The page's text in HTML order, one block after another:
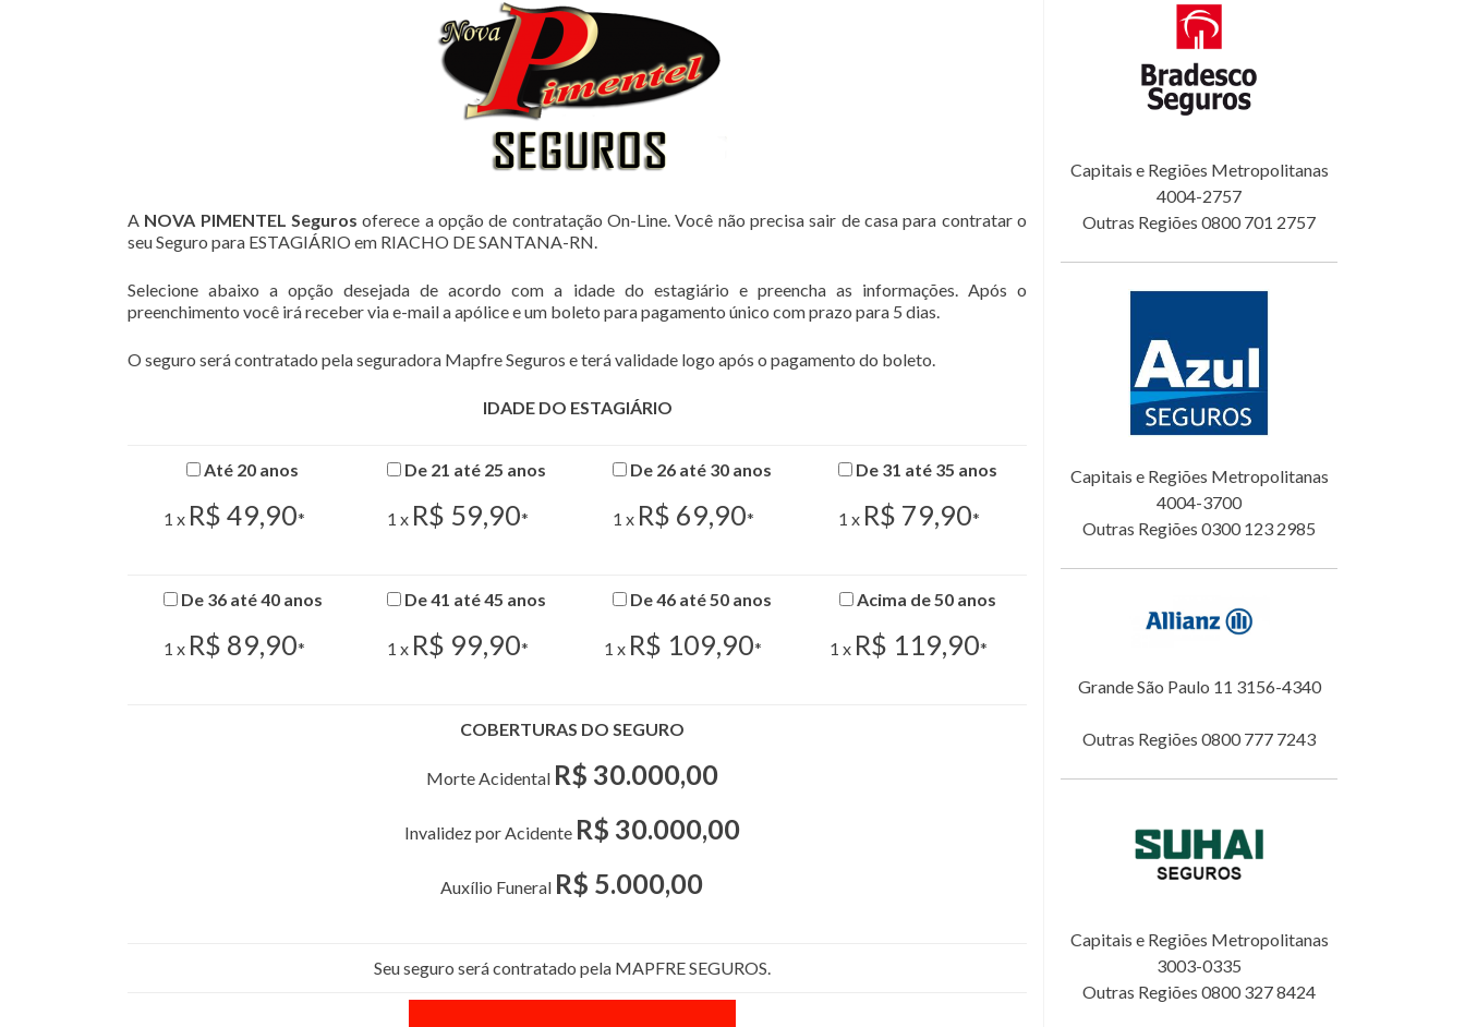
A NOVA PIMENTEL Seguros oferece a opção de contratação On-Line. Você não precisa sair de casa para contratar o
seu Seguro para ESTAGIÁRIO em RIACHO DE SANTANA-RN.
Selecione abaixo a opção desejada de acordo com a idade do estagiário e preencha as informações. Após o
preenchimento você irá receber via e-mail a apólice e um boleto para pagamento único com prazo para 5 dias.
O seguro será contratado pela seguradora Mapfre Seguros e terá validade logo após o pagamento do boleto.
IDADE DO ESTAGIÁRIO
Até 20 anos
1 x R$ 49,90*
De 21 até 25 anos
1 x R$ 59,90*
De 26 até 30 anos
1 x R$ 69,90*
De 31 até 35 anos
1 x R$ 79,90*
De 36 até 40 anos
1 x R$ 89,90*
De 41 até 45 anos
1 x R$ 99,90*
De 46 até 50 anos
1 x R$ 109,90*
Acima de 50 anos
1 x R$ 119,90*
COBERTURAS DO SEGURO
Morte Acidental R$ 30.000,00
Invalidez por Acidente R$ 30.000,00
Auxílio Funeral R$ 5.000,00
Seu seguro será contratado pela MAPFRE SEGUROS.
Capitais e Regiões Metropolitanas
4004-2757
Outras Regiões 0800 701 2757
Capitais e Regiões Metropolitanas
4004-3700
Outras Regiões 0300 123 2985
Grande São Paulo 11 3156-4340
Outras Regiões 0800 777 7243
Capitais e Regiões Metropolitanas
3003-0335
Outras Regiões 0800 327 8424